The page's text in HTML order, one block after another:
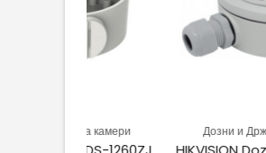
Дозни и Држачи за камери